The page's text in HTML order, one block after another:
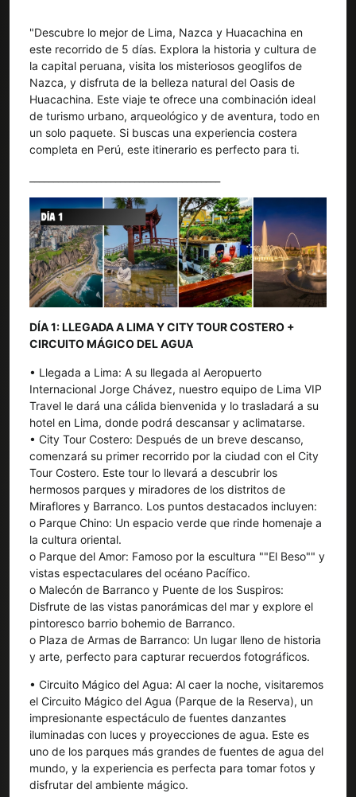
"Descubre lo mejor de Lima, Nazca y Huacachina en
este recorrido de 5 días. Explora la historia y cultura de
la capital peruana, visita los misteriosos geoglifos de
Nazca, y disfruta de la belleza natural del Oasis de
Huacachina. Este viaje te ofrece una combinación ideal
de turismo urbano, arqueológico y de aventura, todo en
un solo paquete. Si buscas una experiencia costera
completa en Perú, este itinerario es perfecto para ti.
DÍA 1: LLEGADA A LIMA Y CITY TOUR COSTERO +
CIRCUITO MÁGICO DEL AGUA
• Llegada a Lima: A su llegada al Aeropuerto
Internacional Jorge Chávez, nuestro equipo de Lima VIP
Travel le dará una cálida bienvenida y lo trasladará a su
hotel en Lima, donde podrá descansar y aclimatarse.
• City Tour Costero: Después de un breve descanso,
comenzará su primer recorrido por la ciudad con el City
Tour Costero. Este tour lo llevará a descubrir los
hermosos parques y miradores de los distritos de
Miraflores y Barranco. Los puntos destacados incluyen:
o Parque Chino: Un espacio verde que rinde homenaje a
la cultura oriental.
o Parque del Amor: Famoso por la escultura ""El Beso"" y
vistas espectaculares del océano Pacífico.
o Malecón de Barranco y Puente de los Suspiros:
Disfrute de las vistas panorámicas del mar y explore el
pintoresco barrio bohemio de Barranco.
o Plaza de Armas de Barranco: Un lugar lleno de historia
y arte, perfecto para capturar recuerdos fotográficos.
• Circuito Mágico del Agua: Al caer la noche, visitaremos
el Circuito Mágico del Agua (Parque de la Reserva), un
impresionante espectáculo de fuentes danzantes
iluminadas con luces y proyecciones de agua. Este es
uno de los parques más grandes de fuentes de agua del
mundo, y la experiencia es perfecta para tomar fotos y
disfrutar del ambiente mágico.